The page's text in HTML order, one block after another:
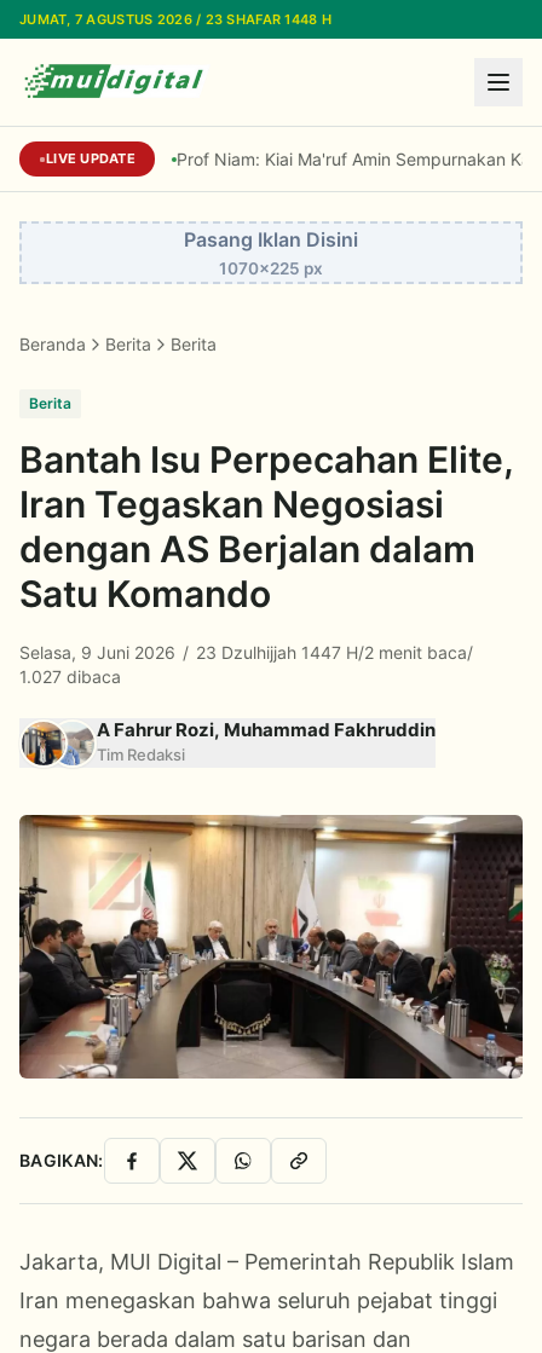
Lewati ke konten utama
JUMAT, 7 AGUSTUS 2026 / 23 SHAFAR 1448 H
LIVE UPDATE Prof Niam: Kiai Ma'ruf Amin Sempurnakan
Pasang Iklan Disini
1070x225 px
Beranda Berita Berita
Berita
Bantah Isu Perpecahan Elite,
Iran Tegaskan Negosiasi
dengan AS Berjalan dalam
Satu Komando
Selasa, 9 Juni 2026 / 23 Dzulhijjah 1447 H/2 menit baca/
1.027 dibaca
A Fahrur Rozi, Muhammad Fakhruddin
Tim Redaksi
BAGIKAN: Facebook
X WhatsAppSalin Link
Jakarta, MUI Digital – Pemerintah Republik Islam
Iran menegaskan bahwa seluruh pejabat tinggi
negara berada dalam satu barisan dan